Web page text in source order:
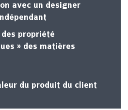
avec un designer
propriété
» des matières
du produit du client